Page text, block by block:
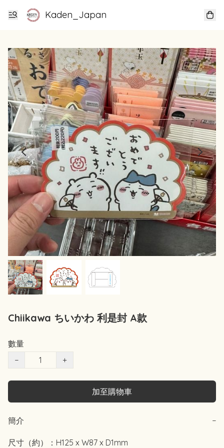
Kaden_Japan
Chiikawa ちいかわ 利是封 A款
數量
−
+
加至購物車
簡介 −
尺寸（約）：H125 x W87 x D1mm